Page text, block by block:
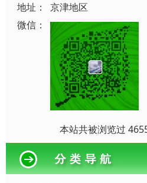
地址：
京津地区
微信：
本站共被浏览过